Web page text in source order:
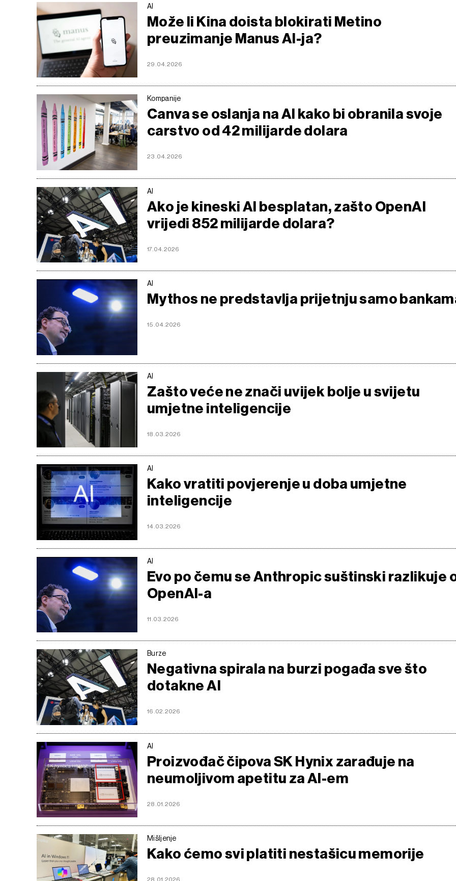
AI
Može li Kina doista blokirati Metino
preuzimanje Manus AI-ja?
29.04.2026
Kompanije
Canva se oslanja na AI kako bi obranila svoje
carstvo od 42 milijarde dolara
23.04.2026
AI
Ako je kineski AI besplatan, zašto OpenAI
vrijedi 852 milijarde dolara?
17.04.2026
AI
Mythos ne predstavlja prijetnju samo
15.04.2026
AI
Zašto veće ne znači uvijek bolje u svijetu
umjetne inteligencije
18.03.2026
AI
Kako vratiti povjerenje u doba umjetne
inteligencije
14.03.2026
AI
Evo po čemu se Anthropic suštinski razlikuje
OpenAI-a
11.03.2026
Burze
Negativna spirala na burzi pogađa sve što
dotakne AI
16.02.2026
AI
Proizvođač čipova SK Hynix zarađuje na
neumoljivom apetitu za AI-em
28.01.2026
Mišljenje
Kako ćemo svi platiti nestašicu memorije
28.01.2026